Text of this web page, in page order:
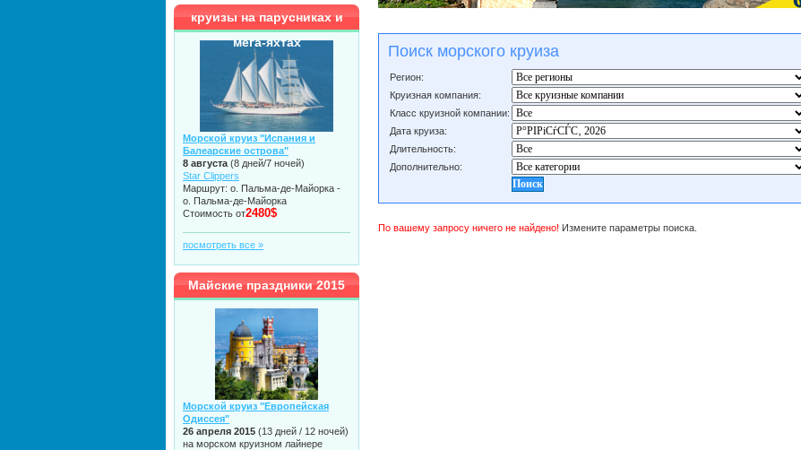
Поиск морского круиза
Регион:
Круизная компания:
Класс круизной компании:
Дата круиза:
Длительность:
Дополнительно:
По вашему запросу ничего не найдено! Измените параметры поиска.
круизы на парусниках и
мега-яхтах
Морской круиз "Испания и
Балеарские острова"
8 августа (8 дней/7 ночей)
Star Clippers
Маршрут: о. Пальма-де-Майорка -
о. Пальма-де-Майорка
Стоимость от2480$
посмотреть все »
Майские праздники 2015
Морской круиз "Европейская
Одиссея"
26 апреля 2015 (13 дней / 12 ночей)
на морском круизном лайнере